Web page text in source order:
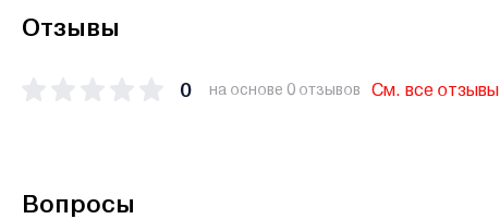
Отзывы
0 на основе 0 отзывов См. все отзывы
Вопросы